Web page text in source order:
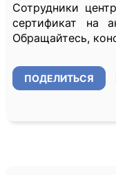
Сотрудники
сертификат на
Обращайтесь,
ПОДЕЛИТЬСЯ